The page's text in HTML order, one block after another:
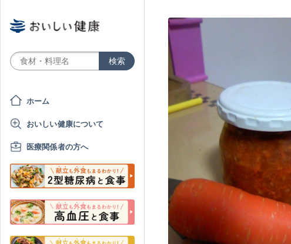
ホーム
おいしい健康について
医療関係者の方へ